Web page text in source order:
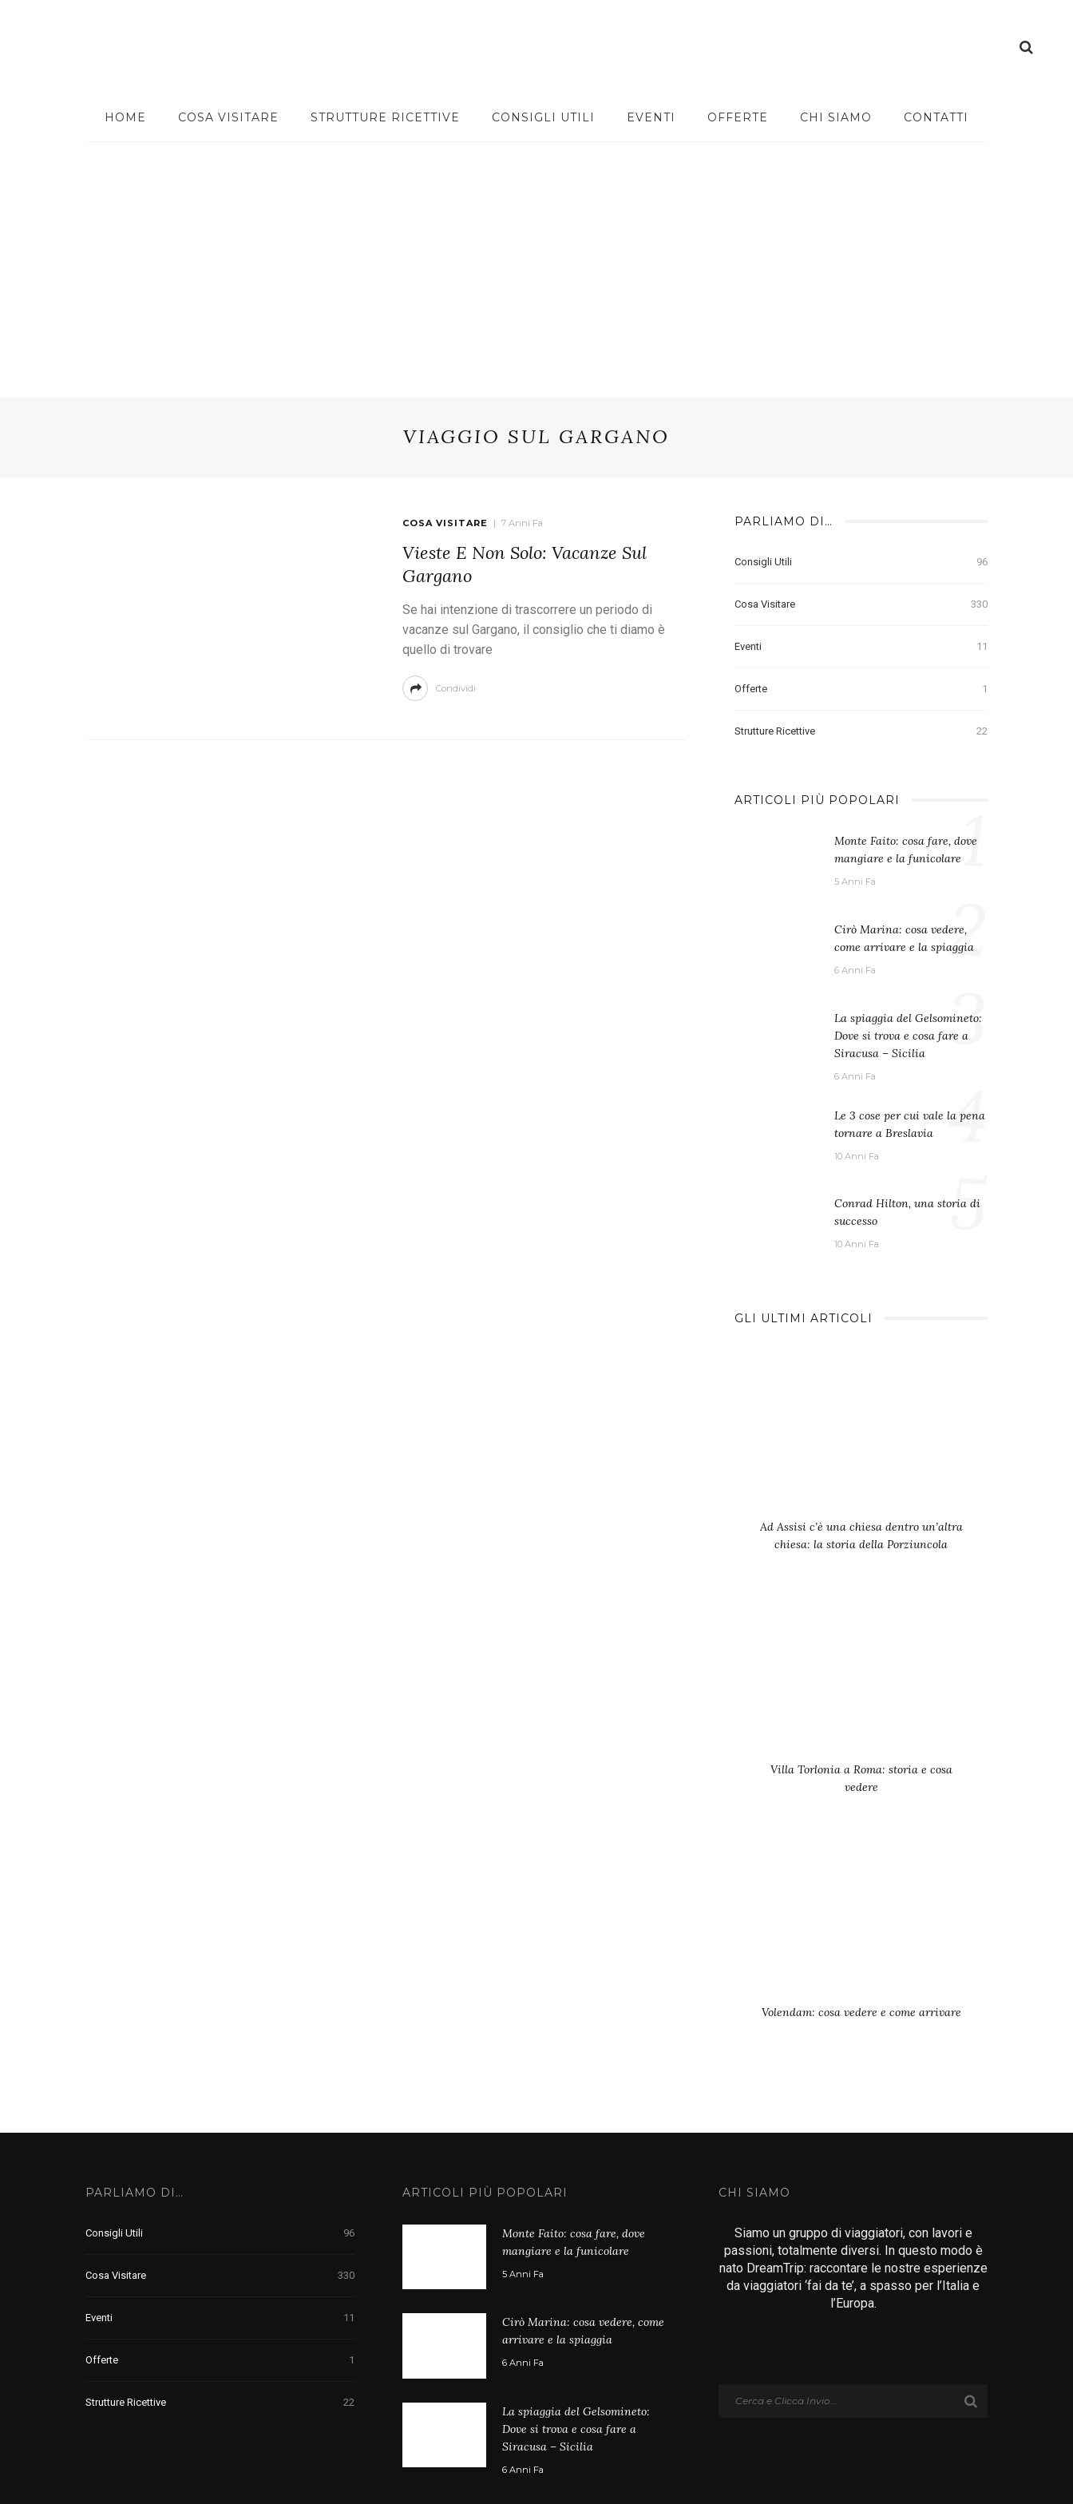
HOME COSA VISITARE STRUTTURE RICETTIVE CONSIGLI UTILI EVENTI OFFERTE CHI SIAMO CONTATTI
VIAGGIO SUL GARGANO
COSA VISITARE 7 Anni Fa
Vieste E Non Solo: Vacanze Sul
Gargano
Se hai intenzione di trascorrere un periodo di
vacanze sul Gargano, il consiglio che ti diamo è
quello di trovare
Condividi
PARLIAMO DI…
Consigli Utili 96
Cosa Visitare 330
Eventi 11
Offerte 1
Strutture Ricettive 22
ARTICOLI PIÙ POPOLARI
Monte Faito: cosa fare, dove
mangiare e la funicolare
5 Anni Fa 1
Cirò Marina: cosa vedere,
come arrivare e la spiaggia
6 Anni Fa 2
La spiaggia del Gelsomineto:
Dove si trova e cosa fare a
Siracusa – Sicilia
6 Anni Fa
3
Le 3 cose per cui vale la pena
tornare a Breslavia
10 Anni Fa 4
Conrad Hilton, una storia di
successo
10 Anni Fa 5
GLI ULTIMI ARTICOLI
Ad Assisi c’è una chiesa dentro un’altra
chiesa: la storia della Porziuncola
Villa Torlonia a Roma: storia e cosa
vedere
Volendam: cosa vedere e come arrivare
PARLIAMO DI…
Consigli Utili 96
Cosa Visitare 330
Eventi 11
Offerte 1
Strutture Ricettive 22
ARTICOLI PIÙ POPOLARI
Monte Faito: cosa fare, dove
mangiare e la funicolare
5 Anni Fa
Cirò Marina: cosa vedere, come
arrivare e la spiaggia
6 Anni Fa
La spiaggia del Gelsomineto:
Dove si trova e cosa fare a
Siracusa – Sicilia
6 Anni Fa
CHI SIAMO
Siamo un gruppo di viaggiatori, con lavori e
passioni, totalmente diversi. In questo modo è
nato DreamTrip: raccontare le nostre esperienze
da viaggiatori ‘fai da te’, a spasso per l’Italia e
l’Europa.